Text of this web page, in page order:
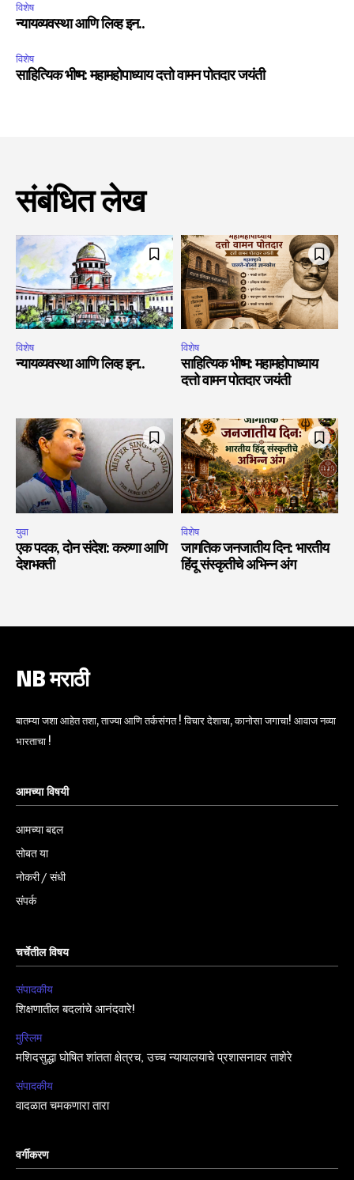
विशेष
न्यायव्यवस्था आणि लिव्ह इन..
विशेष
साहित्यिक भीष्म: महामहोपाध्याय दत्तो वामन पोतदार जयंती
संबंधित लेख
विशेष
न्यायव्यवस्था आणि लिव्ह इन..
विशेष
साहित्यिक भीष्म: महामहोपाध्याय
दत्तो वामन पोतदार जयंती
युवा
एक पदक, दोन संदेश: करुणा आणि
देशभक्ती
विशेष
जागतिक जनजातीय दिन: भारतीय
हिंदू संस्कृतीचे अभिन्न अंग
NB मराठी
बातम्या जशा आहेत तशा, ताज्या आणि तर्कसंगत ! विचार देशाचा, कानोसा जगाचा! आवाज नव्या
भारताचा !
आमच्या विषयी
आमच्या बद्दल
सोबत या
नोकरी / संधी
संपर्क
चर्चेतील विषय
संपादकीय
शिक्षणातील बदलांचे आनंदवारे!
मुस्लिम
मशिदसुद्धा घोषित शांतता क्षेत्रच, उच्च न्यायालयाचे प्रशासनावर ताशेरे
संपादकीय
वादळात चमकणारा तारा
वर्गीकरण